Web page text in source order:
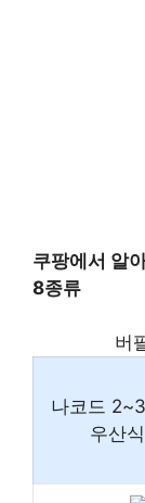
쿠팡에서 알
8종류
버
나코드
우산